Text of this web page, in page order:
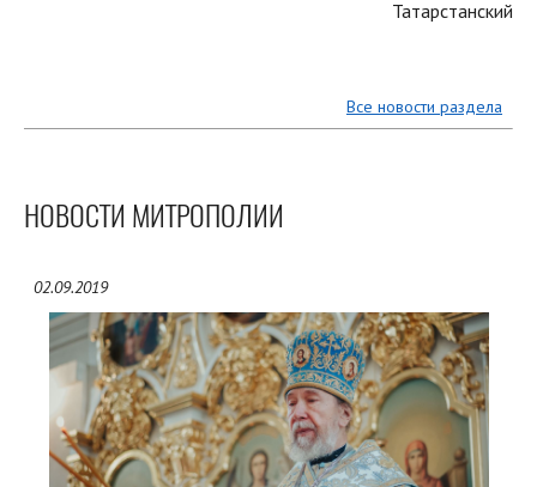
Татарстанский
Все новости раздела
НОВОСТИ МИТРОПОЛИИ
02.09.2019